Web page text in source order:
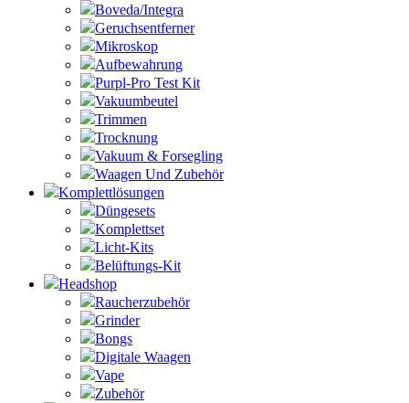
Boveda/Integra
Geruchsentferner
Mikroskop
Aufbewahrung
Purpl-Pro Test Kit
Vakuumbeutel
Trimmen
Trocknung
Vakuum & Forsegling
Waagen Und Zubehör
Komplettlösungen
Düngesets
Komplettset
Licht-Kits
Belüftungs-Kit
Headshop
Raucherzubehör
Grinder
Bongs
Digitale Waagen
Vape
Zubehör